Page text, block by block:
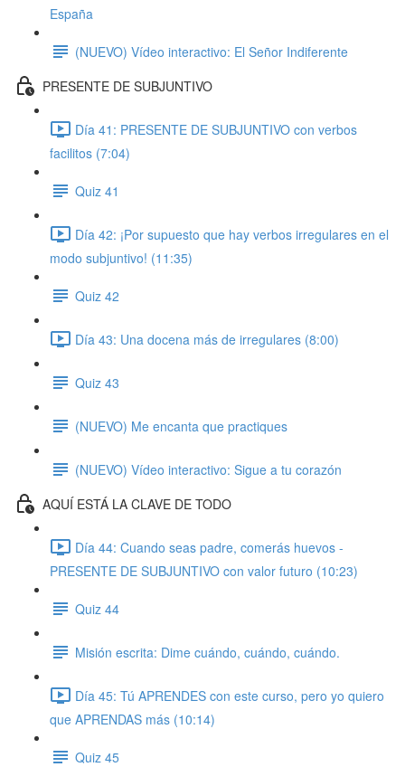
España
(NUEVO) Vídeo interactivo: El Señor Indiferente
PRESENTE DE SUBJUNTIVO
Día 41: PRESENTE DE SUBJUNTIVO con verbos
facilitos (7:04)
Quiz 41
Día 42: ¡Por supuesto que hay verbos irregulares en el
modo subjuntivo! (11:35)
Quiz 42
Día 43: Una docena más de irregulares (8:00)
Quiz 43
(NUEVO) Me encanta que practiques
(NUEVO) Vídeo interactivo: Sigue a tu corazón
AQUÍ ESTÁ LA CLAVE DE TODO
Día 44: Cuando seas padre, comerás huevos -
PRESENTE DE SUBJUNTIVO con valor futuro (10:23)
Quiz 44
Misión escrita: Dime cuándo, cuándo, cuándo.
Día 45: Tú APRENDES con este curso, pero yo quiero
que APRENDAS más (10:14)
Quiz 45